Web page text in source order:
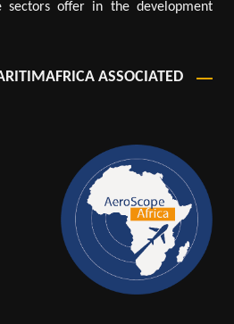
sectors offer in the development
ASSOCIATED